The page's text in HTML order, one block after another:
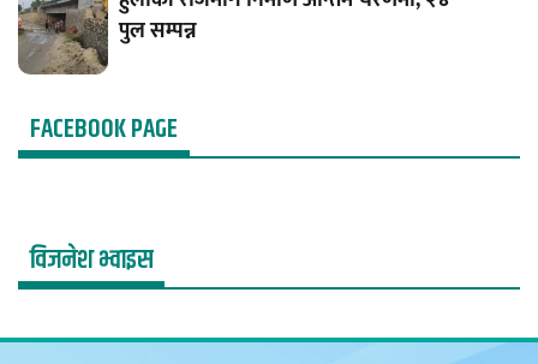
पुल सम्पन्न
FACEBOOK PAGE
विजनेश भ्वाइस